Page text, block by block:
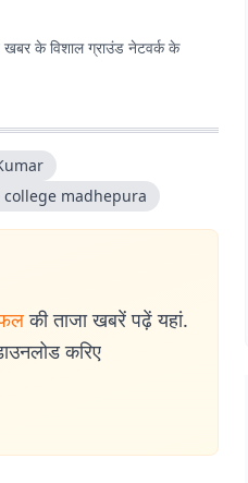
के विशाल ग्राउंड नेटवर्क के
madhepura
की ताजा खबरें पढ़ें यहां.
करिए